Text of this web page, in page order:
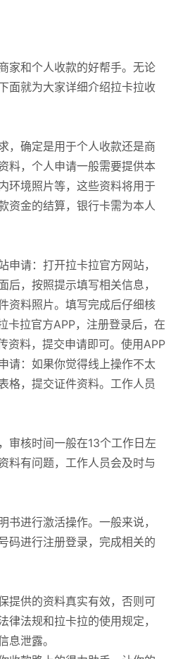
家和个人收款的好帮手。无论
面就为大家详细介绍拉卡拉收
，确定是用于个人收款还是商
料，个人申请一般需要提供本
环境照片等，这些资料将用于
资金的结算，银行卡需为本人
请：打开拉卡拉官方网站，
，按照提示填写相关信息，
资料照片。填写完成后仔细核
卡拉官方APP，注册登录后，在
资料，提交申请即可。使用APP
请：如果你觉得线上操作不太
格，提交证件资料。工作人员
审核时间一般在13个工作日左
料有问题，工作人员会及时与
进行激活操作。一般来说，
码进行注册登录，完成相关的
提供的资料真实有效，否则可
法规和拉卡拉的使用规定，
泄露。